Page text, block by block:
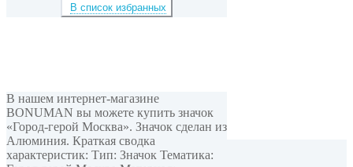
В список избранных
В нашем интернет-магазине
BONUMAN вы можете купить значок
«Город-герой Москва». Значок сделан из
Алюминия. Краткая сводка
характеристик: Тип: Значок Тематика: